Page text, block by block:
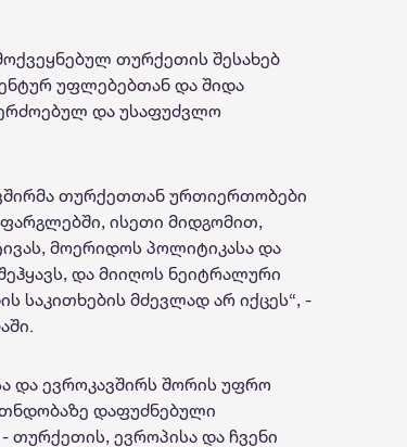
თურქეთის შესახებ
უფლებებთან და შიდა
და უსაფუძვლო
თურქეთთან ურთიერთობები
ისეთი მიდგომით,
მოერიდოს პოლიტიკასა და
და მიიღოს ნეიტრალური
საკითხების მძევლად არ იქცეს“, -
და ევროკავშირს შორის უფრო
დაფუძნებული
თურქეთის, ევროპისა და ჩვენი